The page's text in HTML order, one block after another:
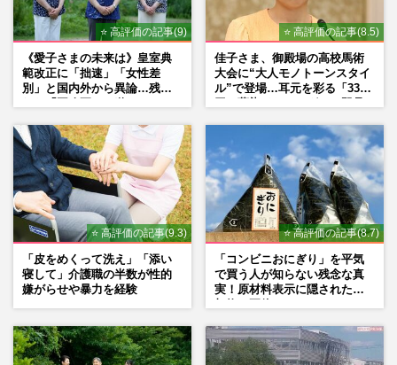
⭐ 高評価の記事(9)
《愛子さまの未来は》皇室典
範改正に「拙速」「女性差
別」と国内外から異論…残さ
⭐ 高評価の記事(8.5)
佳子さま、御殿場の高校馬術
大会に“大人モノトーンスタイ
ル”で登場…耳元を彩る「3300
⭐ 高評価の記事(9.3)
「皮をめくって洗え」「添い
寝して」介護職の半数が性的
嫌がらせや暴力を経験
⭐ 高評価の記事(8.7)
「コンビニおにぎり」を平気
で買う人が知らない残念な真
実！原材料表示に隠された添